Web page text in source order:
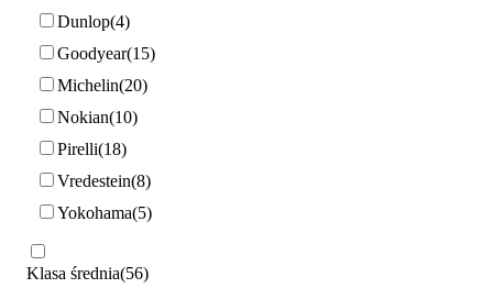
Dunlop 4
Goodyear 15
Michelin 20
Nokian 10
Pirelli 18
Vredestein 8
Yokohama 5
Klasa średnia 56